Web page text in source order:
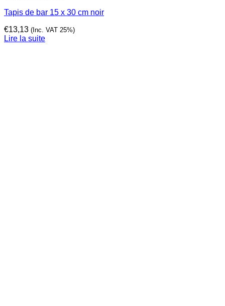
Tapis de bar 15 x 30 cm noir
€13,13 (Inc. VAT 25%)
Lire la suite